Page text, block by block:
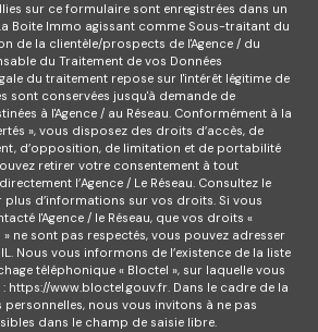
sur ce formulaire sont enregistrées dans un
Boite Immo agissant comme Sous-traitant du
de la clientèle/prospects de l'Agence / du
du Traitement de vos Données
du traitement repose sur l'intérêt légitime de
sont conservées jusqu'à demande de
à l'Agence / au Réseau. Conformément à la
», vous disposez des droits d’accès, de
d’opposition, de limitation et de portabilité
retirer votre consentement à tout
l’Agence / Le Réseau. Consultez le
plus d’informations sur vos droits. Si vous
l'Agence / le Réseau, que vos droits «
ne sont pas respectés, vous pouvez adresser
Nous vous informons de l’existence de la liste
téléphonique « Bloctel », sur laquelle vous
https://www.bloctel.gouv.fr. Dans le cadre de la
nous vous invitons à ne pas
dans le champ de saisie libre.